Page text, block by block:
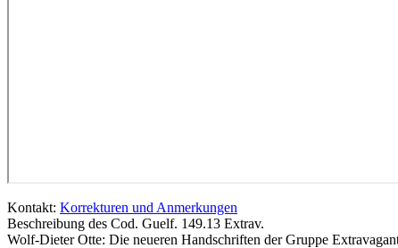
Kontakt: Korrekturen und Anmerkungen
Beschreibung des Cod. Guelf. 149.13 Extrav.
Wolf-Dieter Otte: Die neueren Handschriften der Gruppe